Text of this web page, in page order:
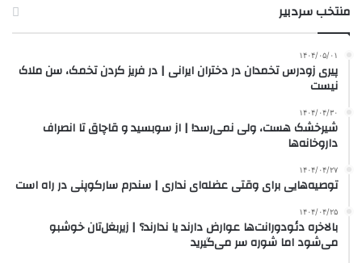
منتخب سردبیر
۱۴۰۴/۰۵/۰۱
پیری زودرس تخمدان در دختران ایرانی | در فریز کردن تخمک، سن ملاک
نیست
۱۴۰۴/۰۴/۳۰
شیرخشک هست، ولی نمی‌رسد! | از سوبسید و قاچاق تا انصراف
داروخانه‌ها
۱۴۰۴/۰۴/۲۷
توصیه‌هایی برای وقتی عضله‌ای نداری | سندرم سارکوپنی در راه است
۱۴۰۴/۰۴/۲۵
بالاخره دئودورانت‌ها عوارض دارند یا ندارند؟ | زیربغل‌تان خوشبو
می‌شود اما شوره سر می‌گیرید